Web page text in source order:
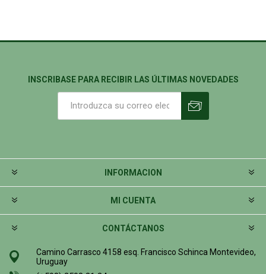
INSCRIBASE PARA RECIBIR LAS ÚLTIMAS NOVEDADES
INFORMACION
MI CUENTA
CONTÁCTANOS
Camino Carrasco 4158 esq. Francisco Schinca Montevideo,
Uruguay